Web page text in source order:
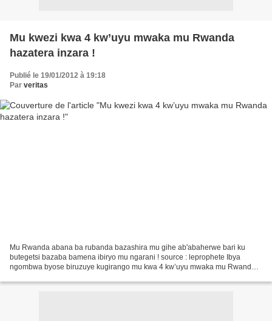
Mu kwezi kwa 4 kw’uyu mwaka mu Rwanda
hazatera inzara !
Publié le 19/01/2012 à 19:18
Par veritas
Mu Rwanda abana ba rubanda bazashira mu gihe ab'abaherwe bari ku
butegetsi bazaba bamena ibiryo mu ngarani ! source : leprophete Ibya
ngombwa byose biruzuye kugirango mu kwa 4 kw’uyu mwaka mu Rwanda